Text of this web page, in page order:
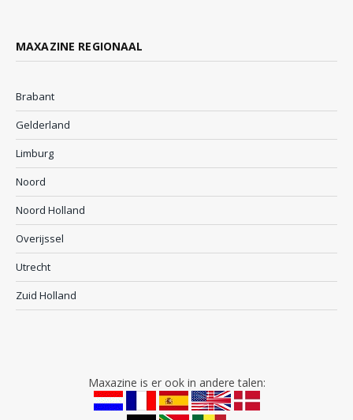
MAXAZINE REGIONAAL
Brabant
Gelderland
Limburg
Noord
Noord Holland
Overijssel
Utrecht
Zuid Holland
Maxazine is er ook in andere talen: